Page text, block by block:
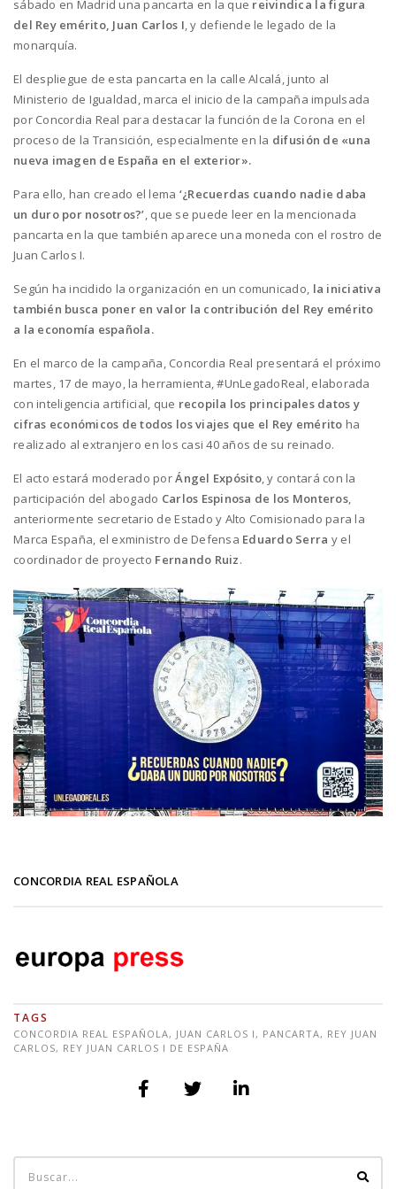
sábado en Madrid una pancarta en la que reivindica la figura
del Rey emérito, Juan Carlos I, y defiende le legado de la
monarquía.
El despliegue de esta pancarta en la calle Alcalá, junto al
Ministerio de Igualdad, marca el inicio de la campaña impulsada
por Concordia Real para destacar la función de la Corona en el
proceso de la Transición, especialmente en la difusión de «una
nueva imagen de España en el exterior».
Para ello, han creado el lema ‘¿Recuerdas cuando nadie daba
un duro por nosotros?’, que se puede leer en la mencionada
pancarta en la que también aparece una moneda con el rostro de
Juan Carlos I.
Según ha incidido la organización en un comunicado, la iniciativa
también busca poner en valor la contribución del Rey emérito
a la economía española.
En el marco de la campaña, Concordia Real presentará el próximo
martes, 17 de mayo, la herramienta, #UnLegadoReal, elaborada
con inteligencia artificial, que recopila los principales datos y
cifras económicos de todos los viajes que el Rey emérito ha
realizado al extranjero en los casi 40 años de su reinado.
El acto estará moderado porÁngel Expósito, y contará con la
participación del abogado Carlos Espinosa de los Monteros,
anteriormente secretario de Estado y Alto Comisionado para la
Marca España, el exministro de Defensa Eduardo Serra y el
coordinador de proyecto Fernando Ruiz.
CONCORDIA REAL ESPAÑOLA
TAGS
CONCORDIA REAL ESPAÑOLA, JUAN CARLOS I, PANCARTA, REY JUAN
CARLOS, REY JUAN CARLOS I DE ESPAÑA